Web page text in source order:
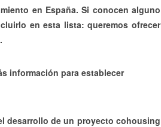
en España. Si conocen alguno
en esta lista: queremos ofrecer
información para establecer
desarrollo de un proyecto cohousing